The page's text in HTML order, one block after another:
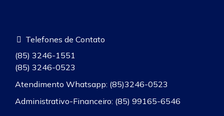
Telefones de Contato
(85) 3246-1551
(85) 3246-0523
Atendimento Whatsapp: (85)3246-0523
Administrativo-Financeiro: (85) 99165-6546